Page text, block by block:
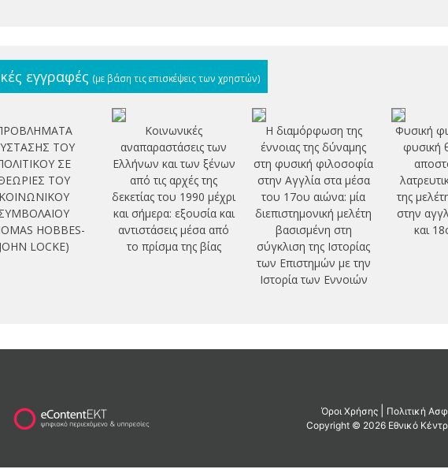
εγγραφές (με βάση τις επισκέψεις των χρηστών)
ΤΟΥ
ΣΕ
ΤΟΥ
ΚΟΙΝΩΝΙΚΟΥ
HOBBES-
JOHN LOCKE)
Κοινωνικές
αναπαραστάσεις των
Ελλήνων και των ξένων
από τις αρχές της
δεκετίας του 1990 μέχρι
και σήμερα: εξουσία και
αντιστάσεις μέσα από
το πρίσμα της βίας
Η διαμόρφωση της
έννοιας της δύναμης
στη φυσική φιλοσοφία
στην Αγγλία στα μέσα
του 17ου αιώνα: μία
διεπιστημονική μελέτη
βασισμένη στη
σύγκλιση της Ιστορίας
των Επιστημών με την
Ιστορία των Εννοιών
Φυσική
φυσική
της
στην
και